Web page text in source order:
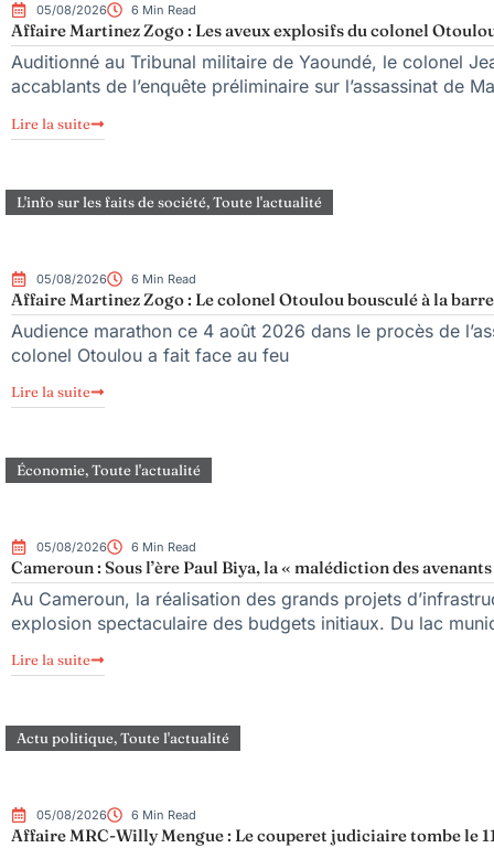
05/08/2026 6 Min Read
Affaire Martinez Zogo : Les aveux explosifs du colonel
Auditionné au Tribunal militaire de Yaoundé, le colonel
accablants de l’enquête préliminaire sur l’assassinat de
Lire la suite
L'info sur les faits de société,Toute l'actualité
05/08/2026 6 Min Read
Affaire Martinez Zogo : Le colonel Otoulou bousculé à la barre
Audience marathon ce 4 août 2026 dans le procès de
colonel Otoulou a fait face au feu
Lire la suite
Économie,Toute l'actualité
05/08/2026 6 Min Read
Cameroun : Sous l’ère Paul Biya, la « malédiction des
Au Cameroun, la réalisation des grands projets
explosion spectaculaire des budgets initiaux. Du lac
Lire la suite
Actu politique,Toute l'actualité
05/08/2026 6 Min Read
Affaire MRC-Willy Mengue : Le couperet judiciaire tombe le